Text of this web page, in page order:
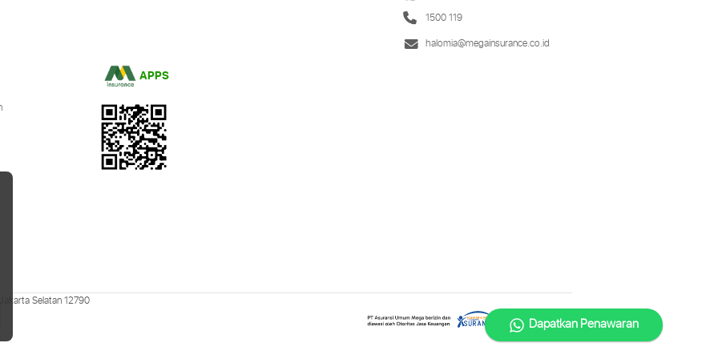
1500 119
halomia@megainsurance.co.id
APPS
Selatan 12790
Dapatkan Penawaran